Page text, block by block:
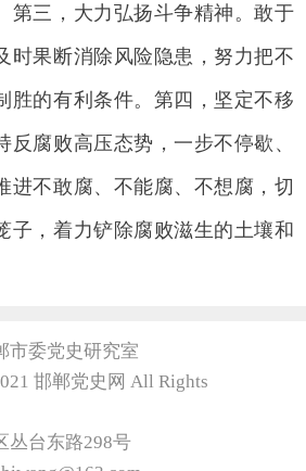
第三，大力弘扬斗争精神。敢于
时果断消除风险隐患，努力把不
胜的有利条件。第四，坚定不移
反腐败高压态势，一步不停歇、
进不敢腐、不能腐、不想腐，切
子，着力铲除腐败滋生的土壤和
市委党史研究室
邯郸党史网 All Rights
丛台东路298号